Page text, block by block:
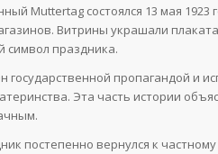
Muttertag состоялся 13 мая 1923
Витрины украшали
символ праздника.
государственной пропагандой и
Эта часть истории
постепенно вернулся к